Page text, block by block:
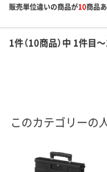
販売単位違いの商品が10商品
1件（10商品）中 1件目
このカテゴリーの